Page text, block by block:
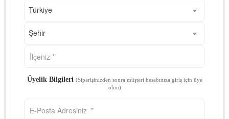
Türkiye
Şehir
Üyelik Bilgileri (Siparişinizden sonra müşteri hesabınıza giriş için üye
olun)